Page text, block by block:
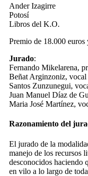
Ander Izagirre
Potosí
Libros del K.O.
Premio de 18.000
Jurado:
Fernando Mikelarena,
Beñat Arginzoniz, vocal
Santos Zunzunegui,
Juan Manuel Díaz de
Maria José Martínez,
Razonamiento del
El jurado de la
manejo de los recursos
desconocidos haciendo
en vilo a lo largo de